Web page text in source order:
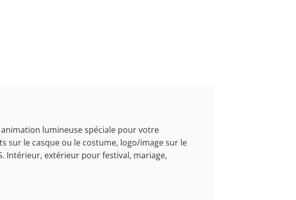
lumineuse spéciale pour votre
sur le casque ou le costume, logo/image sur le
Intérieur, extérieur pour festival, mariage,